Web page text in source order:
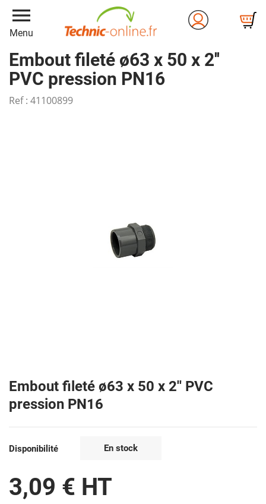
menu
Menu
Embout fileté ø63 x 50 x 2''
PVC pression PN16
Ref : 41100899
Embout fileté ø63 x 50 x 2'' PVC
pression PN16
Disponibilité En stock
3,09 € HT